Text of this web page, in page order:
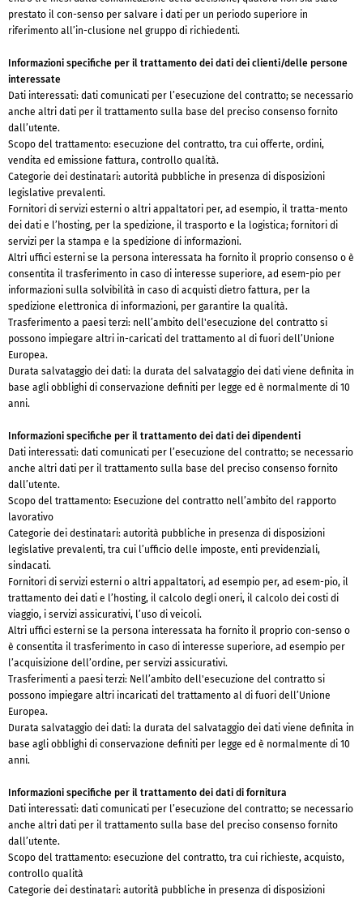
prestato il con-senso per salvare i dati per un periodo superiore in
riferimento all’in-clusione nel gruppo di richiedenti.
Informazioni specifiche per il trattamento dei dati dei clienti/delle persone
interessate
Dati interessati: dati comunicati per l’esecuzione del contratto; se necessario
anche altri dati per il trattamento sulla base del preciso consenso fornito
dall’utente.
Scopo del trattamento: esecuzione del contratto, tra cui offerte, ordini,
vendita ed emissione fattura, controllo qualità.
Categorie dei destinatari: autorità pubbliche in presenza di disposizioni
legislative prevalenti.
Fornitori di servizi esterni o altri appaltatori per, ad esempio, il tratta-mento
dei dati e l’hosting, per la spedizione, il trasporto e la logistica; fornitori di
servizi per la stampa e la spedizione di informazioni.
Altri uffici esterni se la persona interessata ha fornito il proprio consenso o è
consentita il trasferimento in caso di interesse superiore, ad esem-pio per
informazioni sulla solvibilità in caso di acquisti dietro fattura, per la
spedizione elettronica di informazioni, per garantire la qualità.
Trasferimento a paesi terzi: nell’ambito dell'esecuzione del contratto si
possono impiegare altri in-caricati del trattamento al di fuori dell’Unione
Europea.
Durata salvataggio dei dati: la durata del salvataggio dei dati viene definita in
base agli obblighi di conservazione definiti per legge ed è normalmente di 10
anni.
Informazioni specifiche per il trattamento dei dati dei dipendenti
Dati interessati: dati comunicati per l’esecuzione del contratto; se necessario
anche altri dati per il trattamento sulla base del preciso consenso fornito
dall’utente.
Scopo del trattamento: Esecuzione del contratto nell’ambito del rapporto
lavorativo
Categorie dei destinatari: autorità pubbliche in presenza di disposizioni
legislative prevalenti, tra cui l’ufficio delle imposte, enti previdenziali,
sindacati.
Fornitori di servizi esterni o altri appaltatori, ad esempio per, ad esem-pio, il
trattamento dei dati e l’hosting, il calcolo degli oneri, il calcolo dei costi di
viaggio, i servizi assicurativi, l’uso di veicoli.
Altri uffici esterni se la persona interessata ha fornito il proprio con-senso o
è consentita il trasferimento in caso di interesse superiore, ad esempio per
l’acquisizione dell’ordine, per servizi assicurativi.
Trasferimenti a paesi terzi: Nell’ambito dell'esecuzione del contratto si
possono impiegare altri incaricati del trattamento al di fuori dell’Unione
Europea.
Durata salvataggio dei dati: la durata del salvataggio dei dati viene definita in
base agli obblighi di conservazione definiti per legge ed è normalmente di 10
anni.
Informazioni specifiche per il trattamento dei dati di fornitura
Dati interessati: dati comunicati per l’esecuzione del contratto; se necessario
anche altri dati per il trattamento sulla base del preciso consenso fornito
dall’utente.
Scopo del trattamento: esecuzione del contratto, tra cui richieste, acquisto,
controllo qualità
Categorie dei destinatari: autorità pubbliche in presenza di disposizioni